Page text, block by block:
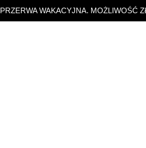
PRZERWA WAKACYJNA. MOŻLIWOŚĆ